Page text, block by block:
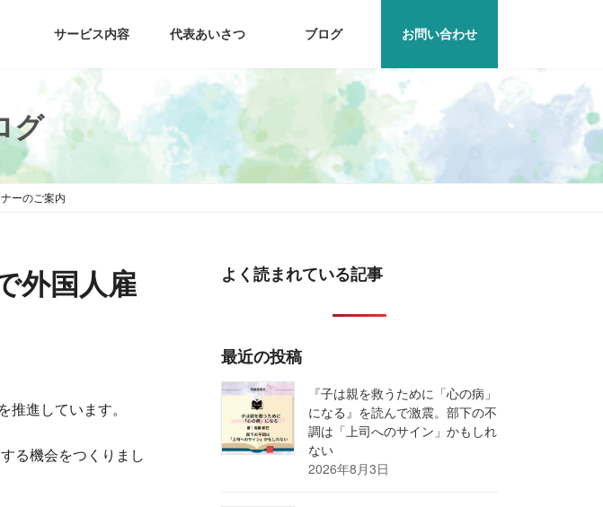
サービス内容 代表あいさつ ブログ お問い合わせ
グ
ーのご案内
外国人雇
進しています。
る機会をつくりまし
よく読まれている記事
最近の投稿
『子は親を救うために「心の病」
になる』を読んで激震。部下の不
調は「上司へのサイン」かもしれ
ない
2026年8月3日